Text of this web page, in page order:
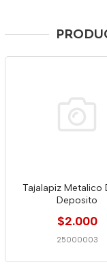
Tajalapiz Metalico
Deposito
$2.000
25000003